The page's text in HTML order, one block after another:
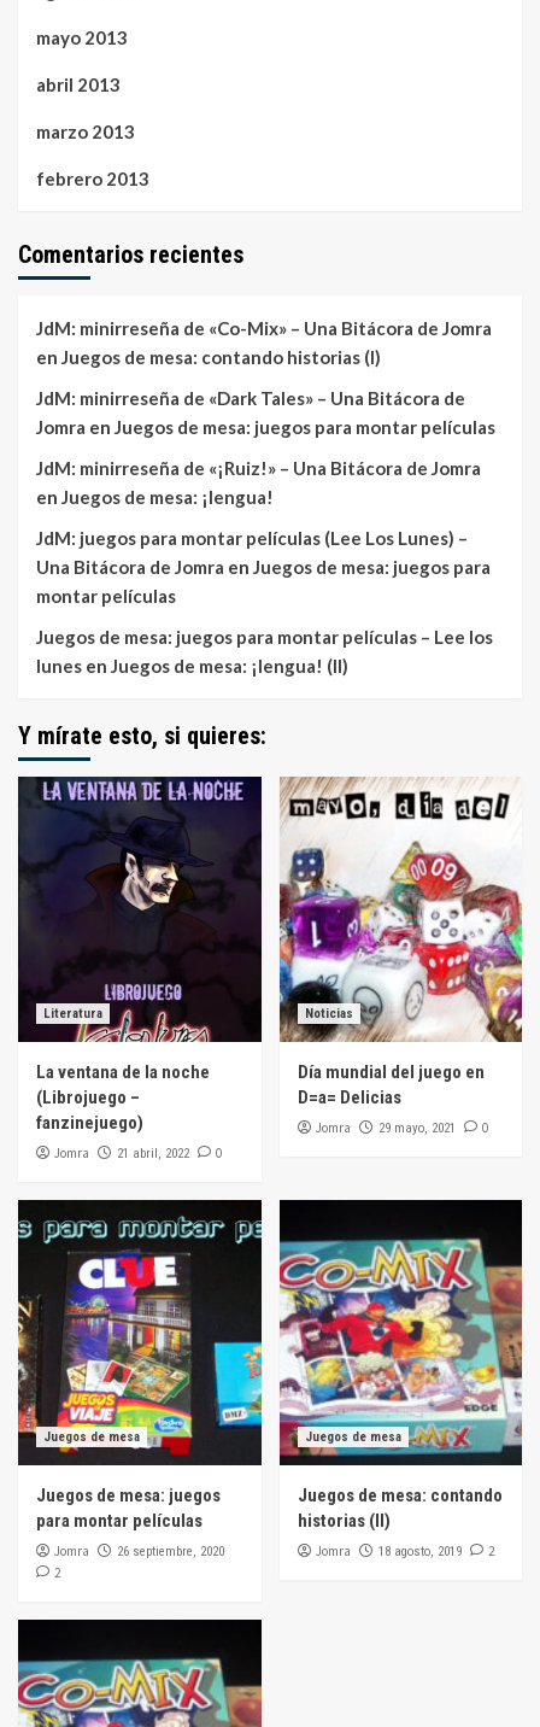
mayo 2013
abril 2013
marzo 2013
febrero 2013
Comentarios recientes
JdM: minirreseña de «Co-Mix» – Una Bitácora de Jomra
en Juegos de mesa: contando historias (I)
JdM: minirreseña de «Dark Tales» – Una Bitácora de
Jomra en Juegos de mesa: juegos para montar películas
JdM: minirreseña de «¡Ruiz!» – Una Bitácora de Jomra
en Juegos de mesa: ¡lengua!
JdM: juegos para montar películas (Lee Los Lunes) –
Una Bitácora de Jomra en Juegos de mesa: juegos para
montar películas
Juegos de mesa: juegos para montar películas – Lee los
lunes en Juegos de mesa: ¡lengua! (II)
Y mírate esto, si quieres:
Literatura
La ventana de la noche
(Librojuego –
fanzinejuego)
Jomra 21 abril, 2022 0
Noticias
Día mundial del juego en
D=a= Delicias
Jomra 29 mayo, 2021 0
Juegos de mesa
Juegos de mesa: juegos
para montar películas
Jomra 26 septiembre, 2020
2
Juegos de mesa
Juegos de mesa: contando
historias (II)
Jomra 18 agosto, 2019 2